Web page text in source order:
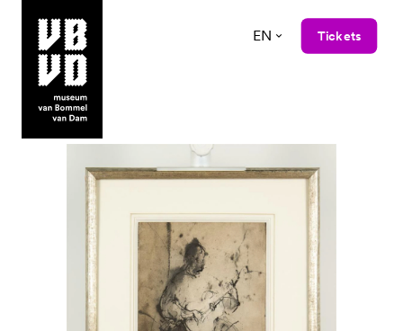
museum van Bommel van Dam
EN Tickets